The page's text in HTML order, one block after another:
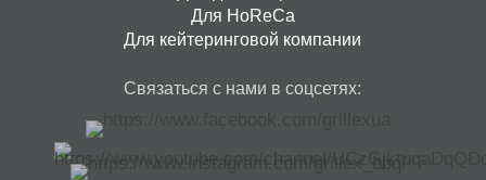
Для HoReCa
Для кейтеринговой компании
Связаться с нами в соцсетях: